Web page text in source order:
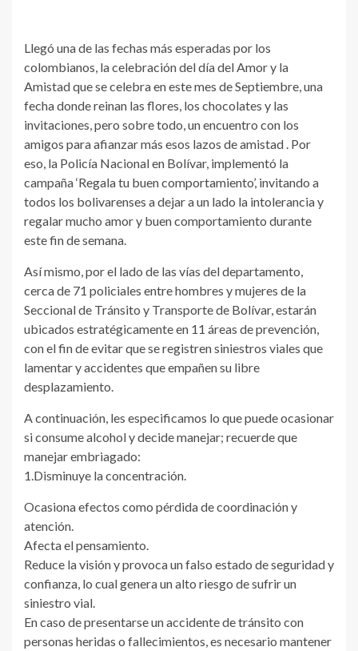
Llegó una de las fechas más esperadas por los
colombianos, la celebración del día del Amor y la
Amistad que se celebra en este mes de Septiembre, una
fecha donde reinan las flores, los chocolates y las
invitaciones, pero sobre todo, un encuentro con los
amigos para afianzar más esos lazos de amistad . Por
eso, la Policía Nacional en Bolívar, implementó la
campaña ‘Regala tu buen comportamiento’, invitando a
todos los bolivarenses a dejar a un lado la intolerancia y
regalar mucho amor y buen comportamiento durante
este fin de semana.
Así mismo, por el lado de las vías del departamento,
cerca de 71 policiales entre hombres y mujeres de la
Seccional de Tránsito y Transporte de Bolívar, estarán
ubicados estratégicamente en 11 áreas de prevención,
con el fin de evitar que se registren siniestros viales que
lamentar y accidentes que empañen su libre
desplazamiento.
A continuación, les especificamos lo que puede ocasionar
si consume alcohol y decide manejar; recuerde que
manejar embriagado:
1.Disminuye la concentración.
Ocasiona efectos como pérdida de coordinación y
atención.
Afecta el pensamiento.
Reduce la visión y provoca un falso estado de seguridad y
confianza, lo cual genera un alto riesgo de sufrir un
siniestro vial.
En caso de presentarse un accidente de tránsito con
personas heridas o fallecimientos, es necesario mantener